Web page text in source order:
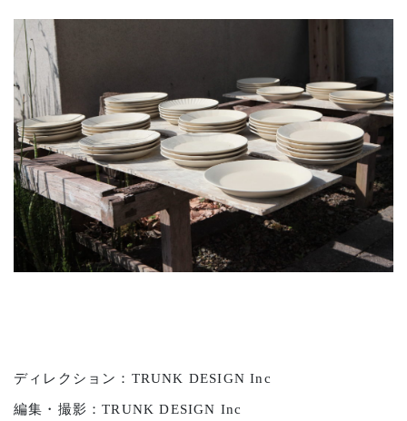
ディレクション：TRUNK DESIGN Inc
編集・撮影：TRUNK DESIGN Inc